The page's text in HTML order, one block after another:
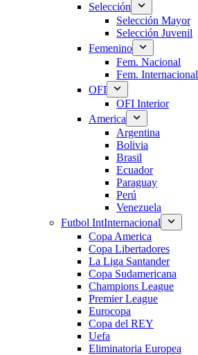
Selección
Selección Mayor
Selección Juvenil
Femenino
Fem. Nacional
Fem. Internacional
OFI
OFI Interior
America
Argentina
Bolivia
Brasil
Ecuador
Paraguay
Perú
Venezuela
Futbol IntInternacional
Copa America
Copa Libertadores
La Liga Santander
Copa Sudamericana
Champions League
Premier League
Eurocopa
Copa del REY
Uefa
Eliminatoria Europea